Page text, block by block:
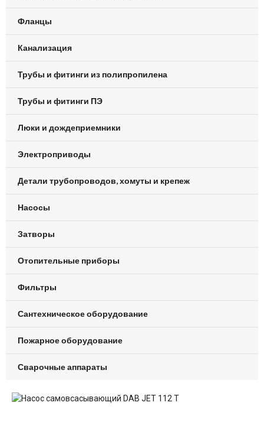
Фланцы
Канализация
Трубы и фитинги из полипропилена
Трубы и фитинги ПЭ
Люки и дождеприемники
Электроприводы
Детали трубопроводов, хомуты и крепеж
Насосы
Затворы
Отопительные приборы
Фильтры
Сантехническое оборудование
Пожарное оборудование
Сварочные аппараты